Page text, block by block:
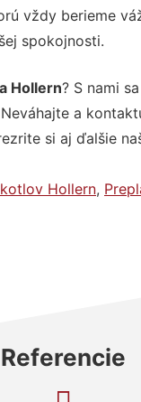
vždy berieme
spokojnosti.
Hollern? S nami
a
si aj ďalšie
Hollern,
Referencie